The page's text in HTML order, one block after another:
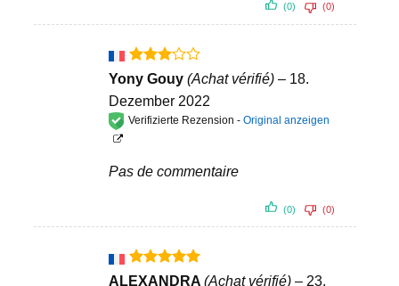
(0) (0)
Bewertet
mit3
von 5
Yony Gouy(Achat vérifié) – 18.
Dezember 2022
Verifizierte Rezension -Original anzeigen
Pas de commentaire
(0) (0)
Bewertet
ALEXANDRA(Achat vérifié) – 23.